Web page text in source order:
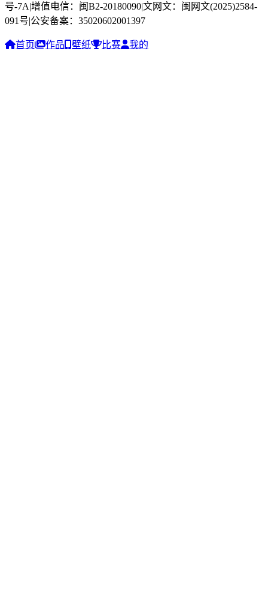
号-7A|增值电信：闽B2-20180090|文网文：闽网文(2025)2584-
091号|公安备案：35020602001397
首页 作品 壁纸 比赛 我的